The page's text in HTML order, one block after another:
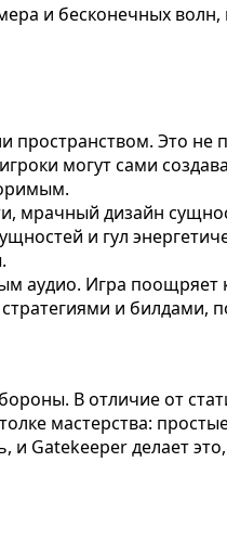
и бесконечных
Это не
могут сами
мрачный дизайн
и гул
аудио. Игра
и билдами,
В отличие от
мастерства:
Gatekeeper делает